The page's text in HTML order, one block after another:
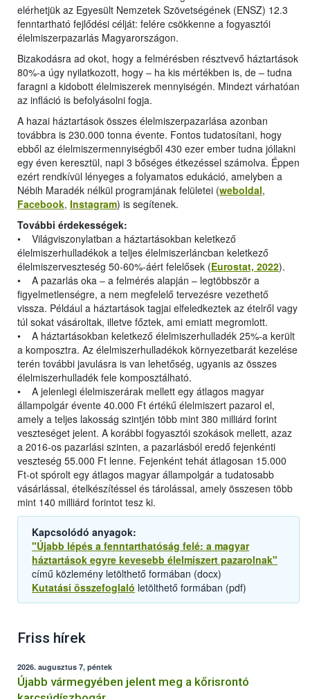
elérhetjük az Egyesült Nemzetek Szövetségének (ENSZ) 12.3
fenntartható fejlődési célját: felére csökkenne a fogyasztói
élelmiszerpazarlás Magyarországon.
Bizakodásra ad okot, hogy a felmérésben résztvevő háztartások
80%-a úgy nyilatkozott, hogy ‒ ha kis mértékben is, de ‒ tudna
faragni a kidobott élelmiszerek mennyiségén. Mindezt várhatóan
az infláció is befolyásolni fogja.
A hazai háztartások összes élelmiszerpazarlása azonban
továbbra is 230.000 tonna évente. Fontos tudatosítani, hogy
ebből az élelmiszermennyiségből 430 ezer ember tudna jóllakni
egy éven keresztül, napi 3 bőséges étkezéssel számolva. Éppen
ezért rendkívül lényeges a folyamatos edukáció, amelyben a
Nébih Maradék nélkül programjának felületei (weboldal,
Facebook, Instagram) is segítenek.
További érdekességek:
• Világviszonylatban a háztartásokban keletkező
élelmiszerhulladékok a teljes élelmiszerláncban keletkező
élelmiszerveszteség 50-60%-áért felelősek (Eurostat, 2022).
• A pazarlás oka ‒ a felmérés alapján ‒ legtöbbször a
figyelmetlenségre, a nem megfelelő tervezésre vezethető
vissza. Például a háztartások tagjai elfeledkeztek az ételről vagy
túl sokat vásároltak, illetve főztek, ami emiatt megromlott.
• A háztartásokban keletkező élelmiszerhulladék 25%-a került
a komposztra. Az élelmiszerhulladékok környezetbarát kezelése
terén további javulásra is van lehetőség, ugyanis az összes
élelmiszerhulladék fele komposztálható.
• A jelenlegi élelmiszerárak mellett egy átlagos magyar
állampolgár évente 40.000 Ft értékű élelmiszert pazarol el,
amely a teljes lakosság szintjén több mint 380 milliárd forint
veszteséget jelent. A korábbi fogyasztói szokások mellett, azaz
a 2016-os pazarlási szinten, a pazarlásból eredő fejenkénti
veszteség 55.000 Ft lenne. Fejenként tehát átlagosan 15.000
Ft-ot spórolt egy átlagos magyar állampolgár a tudatosabb
vásárlással, ételkészítéssel és tárolással, amely összesen több
mint 140 milliárd forintot tesz ki.
Kapcsolódó anyagok:
"Újabb lépés a fenntarthatóság felé: a magyar
háztartások egyre kevesebb élelmiszert pazarolnak"
című közlemény letölthető formában (docx)
Kutatási összefoglaló letölthető formában (pdf)
Friss hírek
2026. augusztus 7, péntek
Újabb vármegyében jelent meg a kőrisrontó